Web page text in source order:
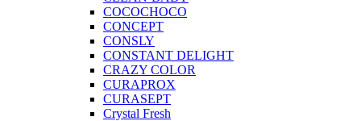
COCOCHOCO
CONCEPT
CONSLY
CONSTANT DELIGHT
CRAZY COLOR
CURAPROX
CURASEPT
Crystal Fresh